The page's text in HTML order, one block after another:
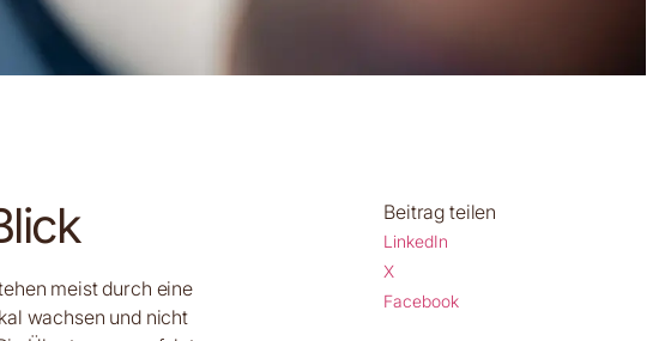
meist durch eine
wachsen und nicht
Beitrag teilen
LinkedIn
X
Facebook